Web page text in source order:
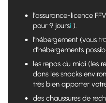
l'assurance-licence
pour 9 joursi ).
l'hébergement (vous
d'hébergements
les repas du midi (les
dans les snacks
très bien apporter
des chaussures de